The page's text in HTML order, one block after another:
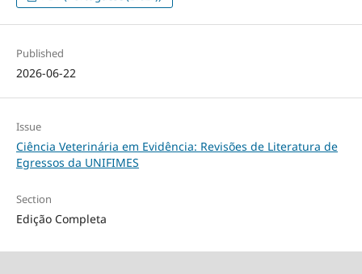
Published
2026-06-22
Issue
Ciência Veterinária em Evidência: Revisões de Literatura de
Egressos da UNIFIMES
Section
Edição Completa